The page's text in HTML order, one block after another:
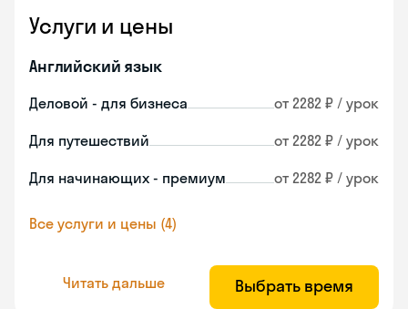
Услуги и цены
Английский язык
Деловой - для бизнеса от 2282 ₽ / урок
Для путешествий от 2282 ₽ / урок
Для начинающих - премиум от 2282 ₽ / урок
Все услуги и цены (4)
Читать дальше Выбрать время